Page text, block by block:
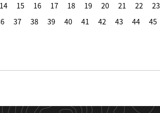
14 15 16 17 18 19 20 21 22 23
37 38 39 40 41 42 43 44 45